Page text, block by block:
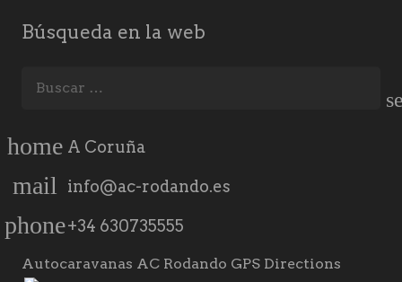
Búsqueda en la web
home A Coruña
mail info@ac-rodando.es
phone+34 630735555
Autocaravanas AC Rodando GPS Directions